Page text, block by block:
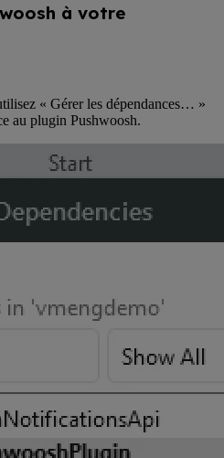
à votre
« Gérer les dépendances… »
au plugin Pushwoosh.